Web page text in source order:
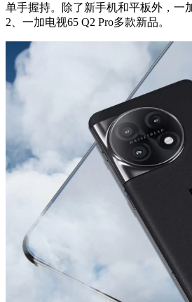
单手握持。除了新手机和平板外，一
2、一加电视65 Q2 Pro多款新品。